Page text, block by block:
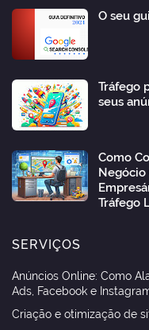
O seu
Tráfego
seus
Como
Negócio
Tráfego
SERVIÇOS
Anúncios Online: Como
Ads, Facebook e
Criação e otimização de